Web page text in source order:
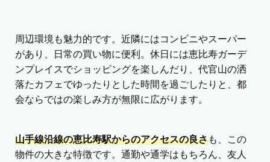
周辺環境も魅力的です。近隣にはコンビニやスーパー
があり、日常の買い物に便利。休日には恵比寿ガーデ
ンプレイスでショッピングを楽しんだり、代官山の洒
落たカフェでゆったりとした時間を過ごしたりと、都
会ならではの楽しみ方が無限に広がります。
山手線沿線の恵比寿駅からのアクセスの良さも、この
物件の大きな特徴です。通勤や通学はもちろん、友人